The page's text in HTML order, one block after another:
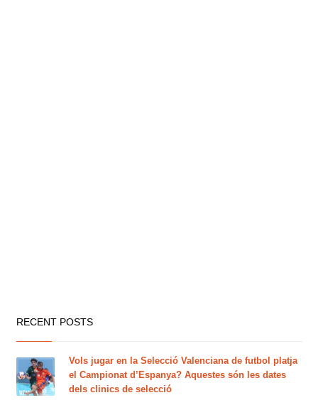
RECENT POSTS
Vols jugar en la Selecció Valenciana de futbol platja
el Campionat d’Espanya? Aquestes són les dates
dels clinics de selecció